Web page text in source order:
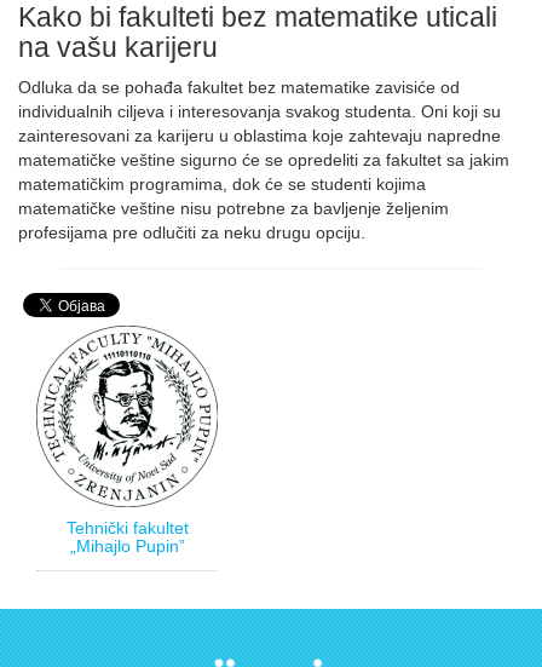
Kako bi fakulteti bez matematike uticali
na vašu karijeru
Odluka da se pohađa fakultet bez matematike zavisiće od
individualnih ciljeva i interesovanja svakog studenta. Oni koji su
zainteresovani za karijeru u oblastima koje zahtevaju napredne
matematičke veštine sigurno će se opredeliti za fakultet sa jakim
matematičkim programima, dok će se studenti kojima
matematičke veštine nisu potrebne za bavljenje željenim
profesijama pre odlučiti za neku drugu opciju.
Tehnički fakultet
„Mihajlo Pupin”